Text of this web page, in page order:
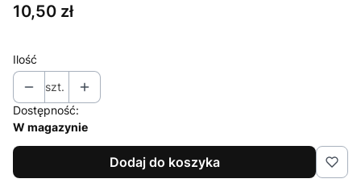
Cena
10,50 zł
Ilość
szt.
Dostępność:
W magazynie
Dodaj do koszyka